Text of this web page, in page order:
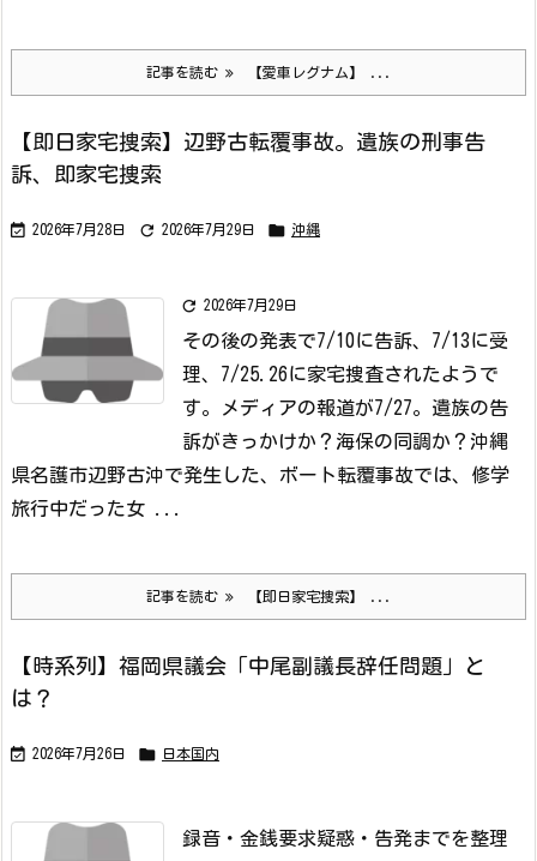
記事を読む 【愛車レグナム】 ...
【即日家宅捜索】辺野古転覆事故。遺族の刑事告
訴、即家宅捜索
 2026年7月28日  2026年7月29日  沖縄
 2026年7月29日
その後の発表で7/10に告訴、7/13に受
理、7/25.26に家宅捜査されたようで
す。メディアの報道が7/27。 遺族の告
訴がきっかけか？海保の同調か？ 沖縄
県名護市辺野古沖で発生した、ボート転覆事故では、修学
旅行中だった女 ...
記事を読む 【即日家宅捜索】 ...
【時系列】福岡県議会「中尾副議長辞任問題」と
は？
 2026年7月26日  日本国内
録音・金銭要求疑惑・告発までを整理